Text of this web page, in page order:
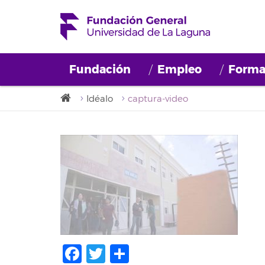
Fundación Empleo
Idéalo captura-video
Facebook
Twitter